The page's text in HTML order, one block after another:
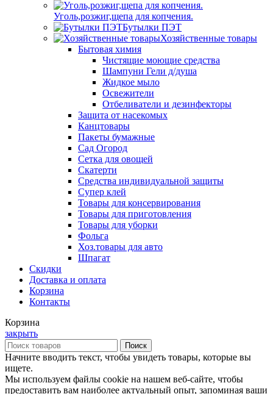
Уголь,розжиг,щепа для копчения.
Бутылки ПЭТ
Хозяйственные товары
Бытовая химия
Чистящие моющие средства
Шампуни Гели д/душа
Жидкое мыло
Освежители
Отбеливатели и дезинфекторы
Защита от насекомых
Канцтовары
Пакеты бумажные
Сад Огород
Сетка для овощей
Скатерти
Средства индивидуальной защиты
Супер клей
Товары для консервирования
Товары для приготовления
Товары для уборки
Фольга
Хоз.товары для авто
Шпагат
Скидки
Доставка и оплата
Корзина
Контакты
Корзина
закрыть
Поиск
Начните вводить текст, чтобы увидеть товары, которые вы
ищете.
Мы используем файлы cookie на нашем веб-сайте, чтобы
предоставить вам наиболее актуальный опыт, запоминая ваши